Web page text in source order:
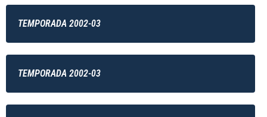
TEMPORADA 2002-03
TEMPORADA 2002-03